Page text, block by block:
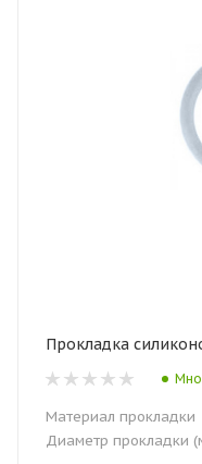
Прокладка
Материал прокладки
Диаметр прокладки